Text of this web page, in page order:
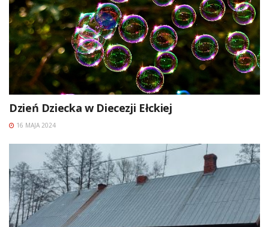
Dzień Dziecka w Diecezji Ełckiej
16 MAJA 2024